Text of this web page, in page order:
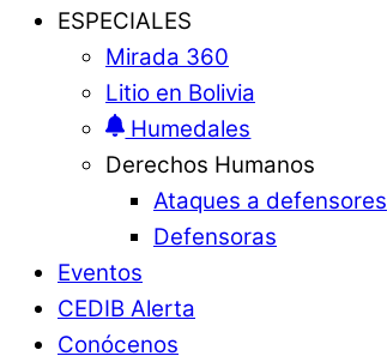
ESPECIALES
Mirada 360
Litio en Bolivia
Humedales
Derechos Humanos
Ataques a defensores
Defensoras
Eventos
CEDIB Alerta
Conócenos